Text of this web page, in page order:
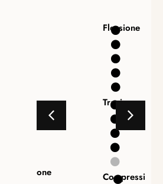
Compressione
Flessione
Trazione
Compressione